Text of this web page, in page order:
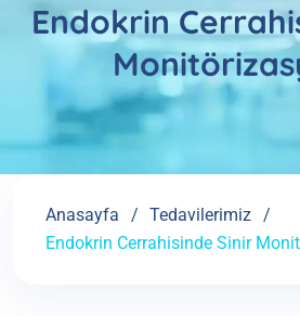
Endokrin
Anasayfa
Tedavilerimiz
Endokrin Cerrahisinde Sinir